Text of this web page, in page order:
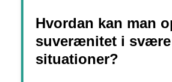
Hvordan kan man
suverænitet i svære
situationer?